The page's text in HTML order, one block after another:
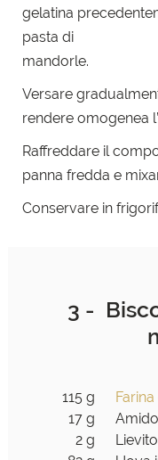
gelatina
pasta di
mandorle.
Versare
rendere omogenea
Raffreddare il
panna fredda e
Conservare in
3 -
115 g
17 g
2 g